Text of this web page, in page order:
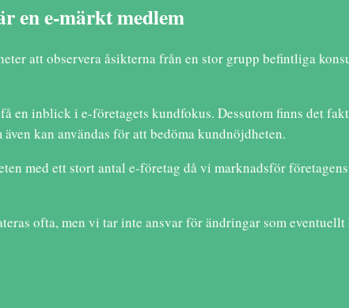
en e-märkt medlem
att observera åsikterna från en stor grupp befintliga
en inblick i e-företagets kundfokus. Dessutom finns det
kan användas för att bedöma kundnöjdheten.
med ett stort antal e-företag då vi marknadsför
ofta, men vi tar inte ansvar för ändringar som eventuellt